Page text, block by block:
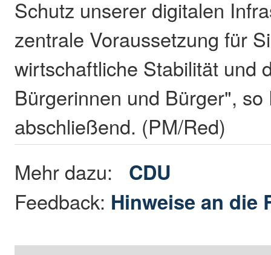
Schutz unserer digitalen
zentrale Voraussetzung für
wirtschaftliche Stabilität und
Bürgerinnen und Bürger", so
abschließend. (PM/Red)
Mehr dazu: CDU
Feedback: Hinweise an die